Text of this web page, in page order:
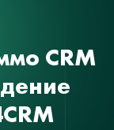
CRM